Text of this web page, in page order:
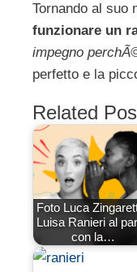
Tornando al suo
funzionare un
impegno
perfetto e la
Related
Foto Luca
Luisa Ranieri al
con la…